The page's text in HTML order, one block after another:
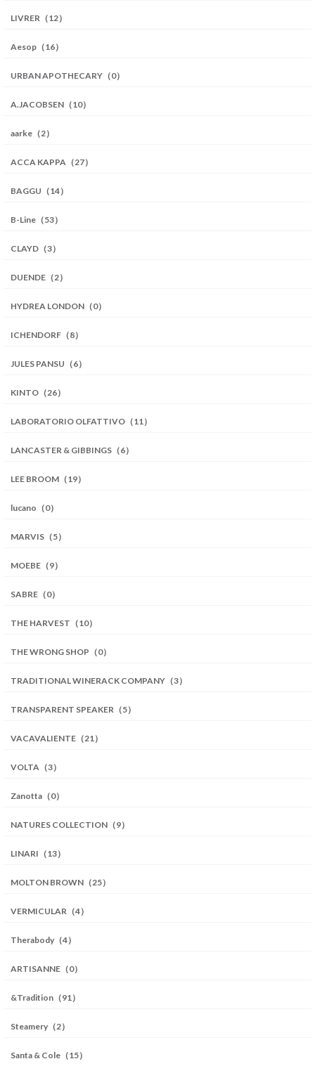
LIVRER（12）
Aesop（16）
URBAN APOTHECARY（0）
A.JACOBSEN（10）
aarke（2）
ACCA KAPPA（27）
BAGGU（14）
B-Line（53）
CLAYD（3）
DUENDE（2）
HYDREA LONDON（0）
ICHENDORF（8）
JULES PANSU（6）
KINTO（26）
LABORATORIO OLFATTIVO（11）
LANCASTER & GIBBINGS（6）
LEE BROOM（19）
lucano（0）
MARVIS（5）
MOEBE（9）
SABRE（0）
THE HARVEST（10）
THE WRONG SHOP（0）
TRADITIONAL WINERACK COMPANY（3）
TRANSPARENT SPEAKER（5）
VACAVALIENTE（21）
VOLTA（3）
Zanotta（0）
NATURES COLLECTION（9）
LINARI（13）
MOLTON BROWN（25）
VERMICULAR（4）
Therabody（4）
ARTISANNE（0）
&Tradition（91）
Steamery（2）
Santa & Cole（15）